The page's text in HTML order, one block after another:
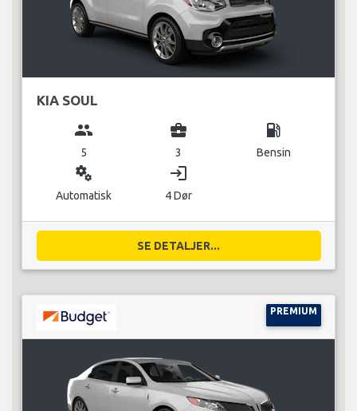
KIA SOUL
group
5
business_center
3
local_gas_station
Bensin
miscellaneous_services
Automatisk
login
4 Dør
SE DETALJER...
PREMIUM